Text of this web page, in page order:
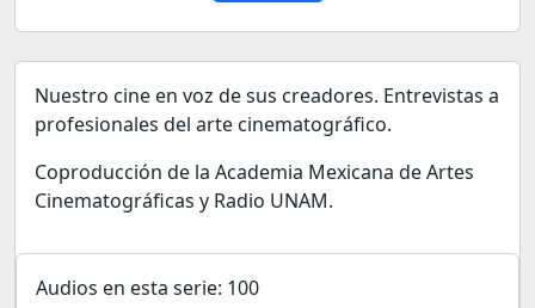
Nuestro cine en voz de sus creadores. Entrevistas a
profesionales del arte cinematográfico.
Coproducción de la Academia Mexicana de Artes
Cinematográficas y Radio UNAM.
Audios en esta serie: 100